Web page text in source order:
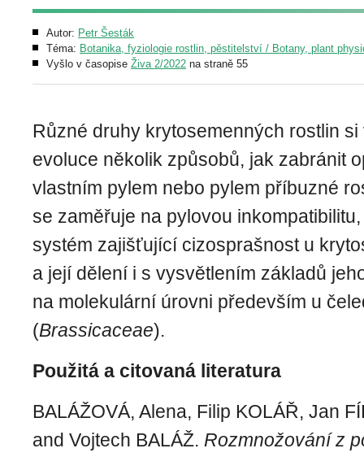
Autor: Petr Šesták
Téma: Botanika, fyziologie rostlin, pěstitelství / Botany, plant
Vyšlo v časopise Živa 2/2022 na straně 55
Různé druhy krytosemenných rostlin
evoluce několik způsobů, jak zabránit
vlastním pylem nebo pylem příbuzné
se zaměřuje na pylovou
systém zajišťující cizosprašnost u
a její dělení i s vysvětlením základů
na molekulární úrovni především u
(Brassicaceae).
Použitá a citovaná literatura
BALÁŽOVÁ, Alena, Filip KOLÁŘ, Jan
and Vojtech BALÁŽ. Rozmnožování z